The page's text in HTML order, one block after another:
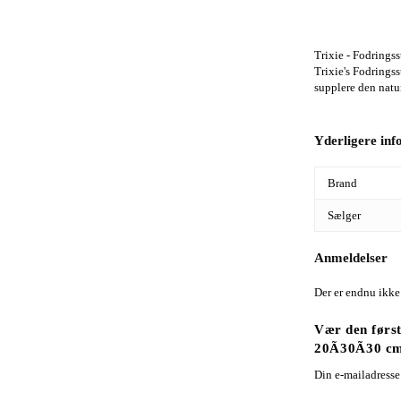
Trixie -
Trixie's
supplere den
Yderligere
Brand
Sælger
Anmeldelser
Der er endnu
Vær den
20Ã30Ã30
Din e-